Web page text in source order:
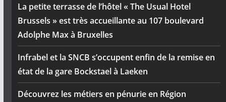
La petite terrasse de l’hôtel « The Usual Hotel
Brussels » est très accueillante au 107 boulevard
Adolphe Max à Bruxelles
Infrabel et la SNCB s’occupent enfin de la remise en
état de la gare Bockstael à Laeken
Découvrez les métiers en pénurie en Région